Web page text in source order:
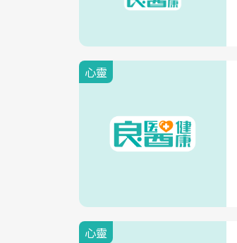
心靈
心靈